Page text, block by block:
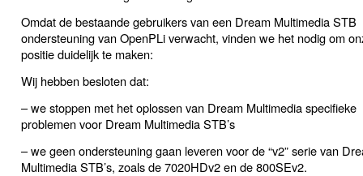
Omdat de bestaande gebruikers van een Dream Multimedia STB
ondersteuning van OpenPLi verwacht, vinden we het nodig om
positie duidelijk te maken:
Wij hebben besloten dat:
– we stoppen met het oplossen van Dream Multimedia specifieke
problemen voor Dream Multimedia STB’s
– we geen ondersteuning gaan leveren voor de “v2” serie van
Multimedia STB’s, zoals de 7020HDv2 en de 800SEv2.